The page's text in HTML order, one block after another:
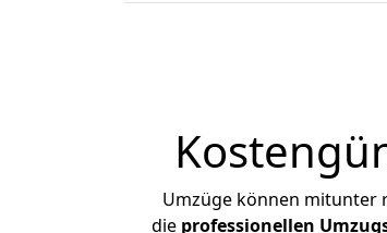
Umzüge können mitunter
die professionellen